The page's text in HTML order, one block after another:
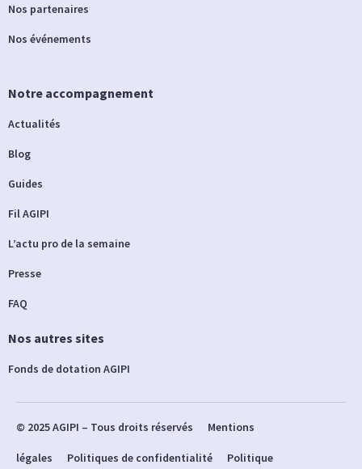
Nos partenaires
Nos événements
Notre accompagnement
Actualités
Blog
Guides
Fil AGIPI
L’actu pro de la semaine
Presse
FAQ
Nos autres sites
Fonds de dotation AGIPI
© 2025 AGIPI – Tous droits réservés Mentions
légales Politiques de confidentialité Politique